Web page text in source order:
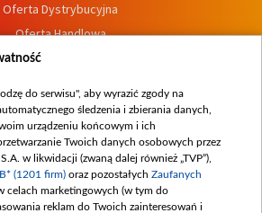
Oferta Dystrybucyjna
Oferta Handlowa
Dostępność
zgłoszeń wewnętrznych
do serwisu", aby wyrazić zgody na
śledzenia i zbierania danych,
urządzeniu końcowym i ich
Twoich danych osobowych przez
w likwidacji (zwaną dalej również „TVP”),
(1201 firm) oraz pozostałych Zaufanych
w celach marketingowych (w tym do
reklam do Twoich zainteresowań i